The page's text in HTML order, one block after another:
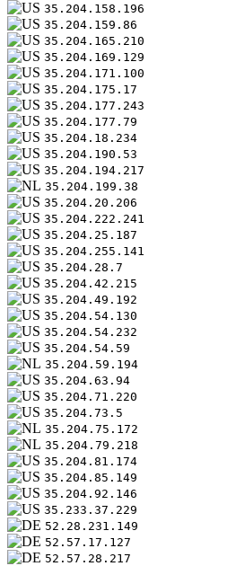
35.204.158.196
35.204.159.86
35.204.165.210
35.204.169.129
35.204.171.100
35.204.175.17
35.204.177.243
35.204.177.79
35.204.18.234
35.204.190.53
35.204.194.217
35.204.199.38
35.204.20.206
35.204.222.241
35.204.25.187
35.204.255.141
35.204.28.7
35.204.42.215
35.204.49.192
35.204.54.130
35.204.54.232
35.204.54.59
35.204.59.194
35.204.63.94
35.204.71.220
35.204.73.5
35.204.75.172
35.204.79.218
35.204.81.174
35.204.85.149
35.204.92.146
35.233.37.229
52.28.231.149
52.57.17.127
52.57.28.217